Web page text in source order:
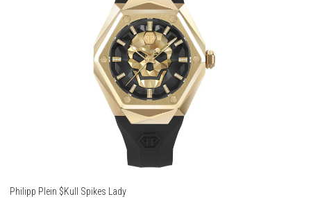
Philipp Plein $Kull Spikes Lady